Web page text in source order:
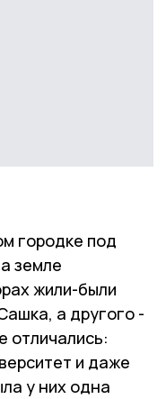
городке под
земле
жили-были
а другого -
отличались:
и даже
у них одна